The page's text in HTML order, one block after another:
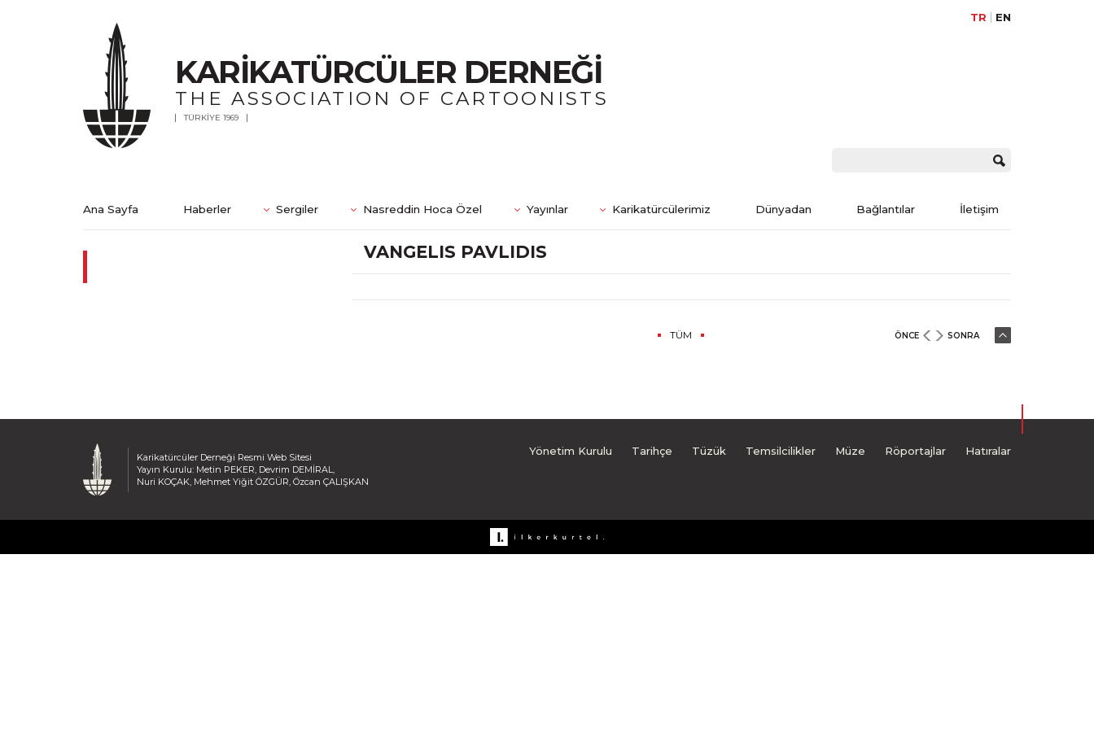
TR EN
KARİKATÜRCÜLER DERNEĞİ
THE ASSOCIATION OF CARTOONISTS
TÜRKİYE 1969
Ana Sayfa Haberler Sergiler Nasreddin Hoca Özel Yayınlar Karikatürcülerimiz Dünyadan Bağlantılar İletişim
VANGELIS PAVLIDIS
TÜM ÖNCE SONRA
Karikatürcüler Derneği Resmi Web Sitesi
Yayın Kurulu: Metin PEKER, Devrim DEMİRAL,
Nuri KOÇAK, Mehmet Yiğit ÖZGÜR, Özcan ÇALIŞKAN
Yönetim Kurulu Tarihçe Tüzük Temsilcilikler Müze Röportajlar Hatıralar